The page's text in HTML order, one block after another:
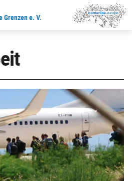
Grenzen e. V.